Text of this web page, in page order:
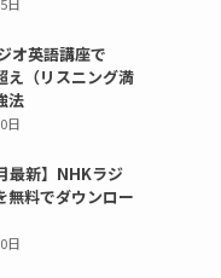
オ英語講座で
え（リスニング満
法
日
最新】NHKラジ
無料でダウンロー
日